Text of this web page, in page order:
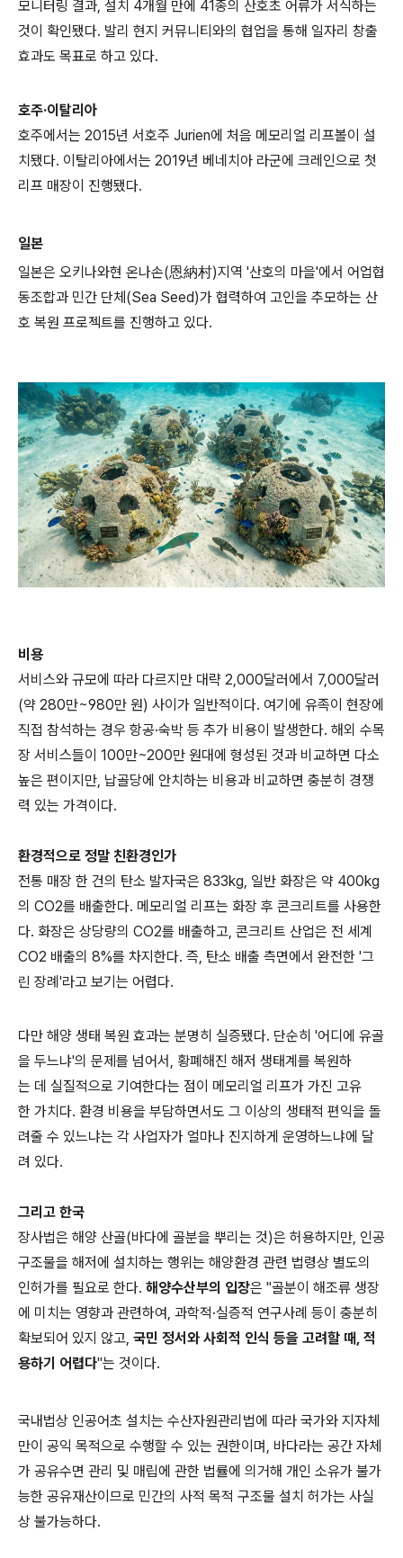
모니터링 결과, 설치 4개월 만에 41종의 산호초 어류가 서식하는
것이 확인됐다. 발리 현지 커뮤니티와의 협업을 통해 일자리 창출
효과도 목표로 하고 있다.
호주·이탈리아
호주에서는 2015년 서호주 Jurien에 처음 메모리얼 리프볼이 설
치됐다. 이탈리아에서는 2019년 베네치아 라군에 크레인으로 첫
리프 매장이 진행됐다.
일본
일본은 오키나와현 온나손(恩納村)지역 '산호의 마을'에서 어업협
동조합과 민간 단체(Sea Seed)가 협력하여 고인을 추모하는 산
호 복원 프로젝트를 진행하고 있다.
비용
서비스와 규모에 따라 다르지만 대략 2,000달러에서 7,000달러
(약 280만~980만 원) 사이가 일반적이다. 여기에 유족이 현장에
직접 참석하는 경우 항공·숙박 등 추가 비용이 발생한다. 해외 수목
장 서비스들이 100만~200만 원대에 형성된 것과 비교하면 다소
높은 편이지만, 납골당에 안치하는 비용과 비교하면 충분히 경쟁
력 있는 가격이다.
환경적으로 정말 친환경인가
전통 매장 한 건의 탄소 발자국은 833kg, 일반 화장은 약 400kg
의 CO2를 배출한다. 메모리얼 리프는 화장 후 콘크리트를 사용한
다. 화장은 상당량의 CO2를 배출하고, 콘크리트 산업은 전 세계
CO2 배출의 8%를 차지한다. 즉, 탄소 배출 측면에서 완전한 '그
린 장례'라고 보기는 어렵다.
다만 해양 생태 복원 효과는 분명히 실증됐다. 단순히 '어디에 유골
을 두느냐'의 문제를 넘어서, 황폐해진 해저 생태계를 복원하
는 데 실질적으로 기여한다는 점이 메모리얼 리프가 가진 고유
한 가치다. 환경 비용을 부담하면서도 그 이상의 생태적 편익을 돌
려줄 수 있느냐는 각 사업자가 얼마나 진지하게 운영하느냐에 달
려 있다.
그리고 한국
장사법은 해양 산골(바다에 골분을 뿌리는 것)은 허용하지만, 인공
구조물을 해저에 설치하는 행위는 해양환경 관련 법령상 별도의
인허가를 필요로 한다. 해양수산부의 입장은 "골분이 해조류 생장
에 미치는 영향과 관련하여, 과학적·실증적 연구사례 등이 충분히
확보되어 있지 않고, 국민 정서와 사회적 인식 등을 고려할 때, 적
용하기 어렵다"는 것이다.
국내법상 인공어초 설치는 수산자원관리법에 따라 국가와 지자체
만이 공익 목적으로 수행할 수 있는 권한이며, 바다라는 공간 자체
가 공유수면 관리 및 매립에 관한 법률에 의거해 개인 소유가 불가
능한 공유재산이므로 민간의 사적 목적 구조물 설치 허가는 사실
상 불가능하다.